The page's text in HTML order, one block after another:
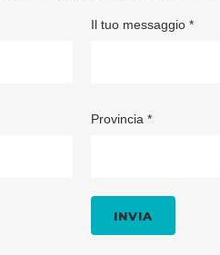
Il tuo messaggio *
Provincia *